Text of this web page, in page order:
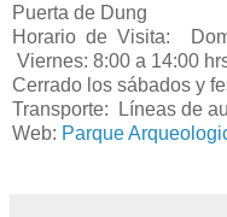
Puerta de Dung
Horario de Visita:
Viernes: 8:00 a 14:00
Cerrado los sábados y
Transporte: Líneas de
Web: Parque